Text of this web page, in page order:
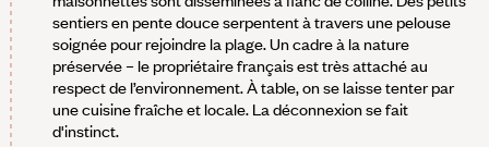
sentiers en pente douce serpentent à travers une pelouse
soignée pour rejoindre la plage. Un cadre à la nature
préservée – le propriétaire français est très attaché au
respect de l’environnement. À table, on se laisse tenter par
une cuisine fraîche et locale. La déconnexion se fait
d'instinct.